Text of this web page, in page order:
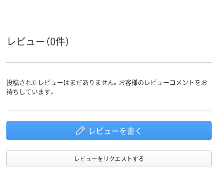
アスクル
スコア
レビュー（0件）
投稿されたレビューはまだありません。お客様のレビューコメントをお
待ちしています。
レビューを書く
レビューをリクエストする